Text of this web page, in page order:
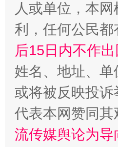
人或单位，本
利，任何公民
后15日内不作
姓名、地址、
或将被反映投
代表本网赞同
流传媒舆论为导